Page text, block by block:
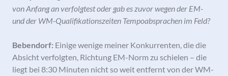
von Anfang an verfolgtest oder gab es zuvor wegen der EM-
und der WM-Qualifikationszeiten Tempoabsprachen im Feld?
Bebendorf: Einige wenige meiner Konkurrenten, die die
Absicht verfolgten, Richtung EM-Norm zu schielen – die
liegt bei 8:30 Minuten nicht so weit entfernt von der WM-